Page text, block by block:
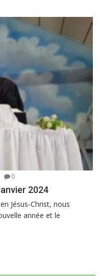
0
2024
Jésus-Christ, nous
année et le